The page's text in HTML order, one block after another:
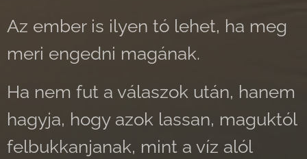
Az ember is ilyen tó lehet, ha meg
meri engedni magának.
Ha nem fut a válaszok után, hanem
hagyja, hogy azok lassan, maguktól
felbukkanjanak, mint a víz alól